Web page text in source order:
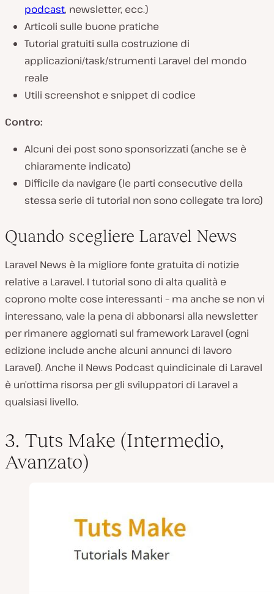
podcast, newsletter, ecc.)
Articoli sulle buone pratiche
Tutorial gratuiti sulla costruzione di
applicazioni/task/strumenti Laravel del mondo
reale
Utili screenshot e snippet di codice
Contro:
Alcuni dei post sono sponsorizzati (anche se è
chiaramente indicato)
Difficile da navigare (le parti consecutive della
stessa serie di tutorial non sono collegate tra loro)
Quando scegliere Laravel News
Laravel News è la migliore fonte gratuita di notizie
relative a Laravel. I tutorial sono di alta qualità e
coprono molte cose interessanti – ma anche se non vi
interessano, vale la pena di abbonarsi alla newsletter
per rimanere aggiornati sul framework Laravel (ogni
edizione include anche alcuni annunci di lavoro
Laravel). Anche il News Podcast quindicinale di Laravel
è un’ottima risorsa per gli sviluppatori di Laravel a
qualsiasi livello.
3. Tuts Make (Intermedio,
Avanzato)